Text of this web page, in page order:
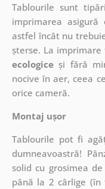
Tablourile sunt
imprimarea asigură
astfel încât nu
șterse. La
ecologiceși fără
nocive în aer, ceea
orice cameră.
Montaj ușor
Tablourile pot fi
dumneavoastră!
solid cu grosimea
până la 2 cârlige (în